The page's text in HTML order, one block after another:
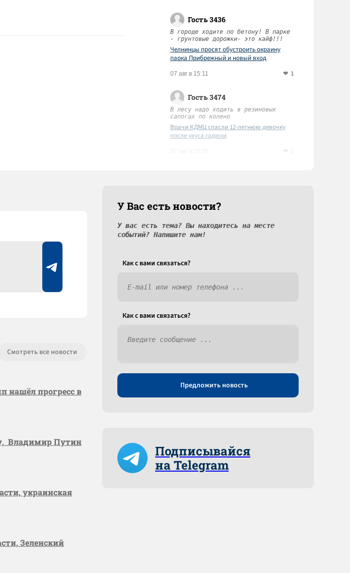
Гость 3436
В городе ходите по бетону! В парке
- грунтовые дорожки- это кайф!!!
Челнинцы просят обустроить окраину
парка Прибрежный и новый вход
07 авг в 15:11 1
Гость 3474
В лесу надо ходить в резиновых
сапогах по колено
Врачи КДМЦ спасли 12-летнюю девочку
после укуса гадюки
Смотреть все новости
нашёл прогресс в
Владимир Путин
украинская
Зеленский
У Вас есть новости?
У вас есть тема? Вы находитесь на месте
событий? Напишите нам!
Как c вами связаться?
Как c вами связаться?
Предложить новость
Подписывайся
на Telegram